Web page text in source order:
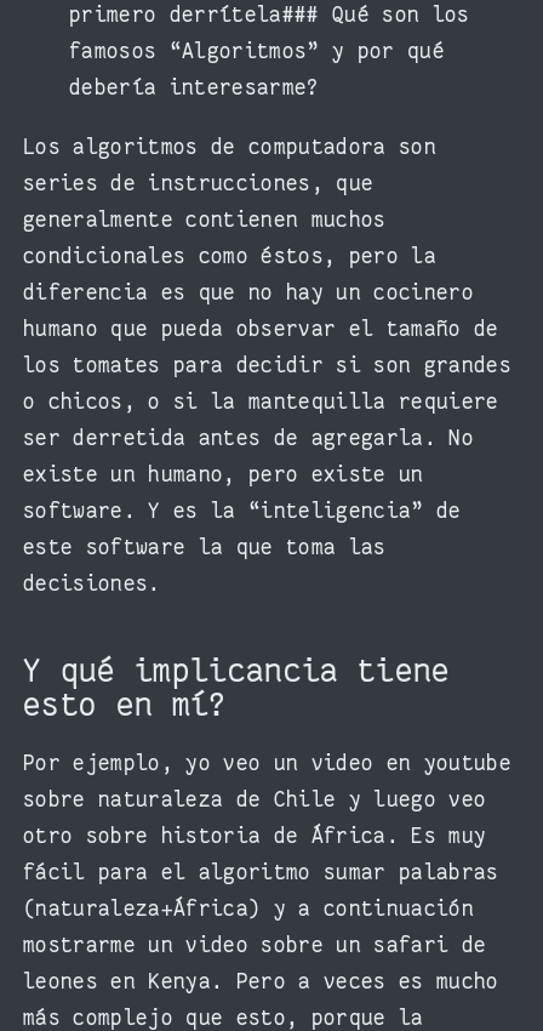
primero derrítela### Qué son los
famosos “Algoritmos” y por qué
debería interesarme?
Los algoritmos de computadora son
series de instrucciones, que
generalmente contienen muchos
condicionales como éstos, pero la
diferencia es que no hay un cocinero
humano que pueda observar el tamaño de
los tomates para decidir si son grandes
o chicos, o si la mantequilla requiere
ser derretida antes de agregarla. No
existe un humano, pero existe un
software. Y es la “inteligencia” de
este software la que toma las
decisiones.
Y qué implicancia tiene
esto en mí?
Por ejemplo, yo veo un video en youtube
sobre naturaleza de Chile y luego veo
otro sobre historia de África. Es muy
fácil para el algoritmo sumar palabras
(naturaleza+África) y a continuación
mostrarme un video sobre un safari de
leones en Kenya. Pero a veces es mucho
más complejo que esto, porque la